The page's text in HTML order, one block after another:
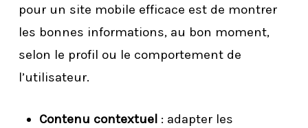
pour un site mobile efficace est de montrer
les bonnes informations, au bon moment,
selon le profil ou le comportement de
l’utilisateur.
Contenu contextuel: adapter les